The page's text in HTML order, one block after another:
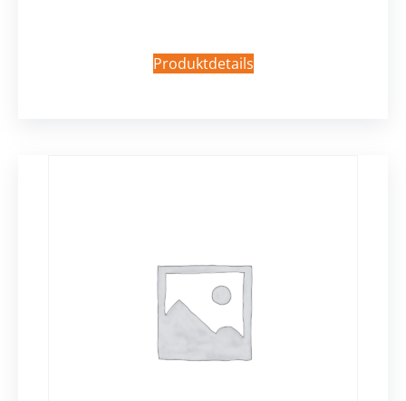
Produktdetails